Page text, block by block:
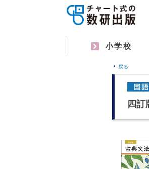
小学校
戻る
四